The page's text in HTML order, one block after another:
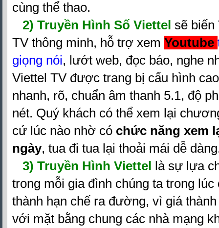
cùng thể thao.
2) Truyền Hình Số Viettel sẽ biến
TV thông minh, hỗ trợ xem Youtube
giọng nói, lướt web, đọc báo, nghe
Viettel TV được trang bị cấu hình
nhanh, rõ, chuẩn âm thanh 5.1, độ
nét. Quý khách có thể xem lại
cứ lúc nào nhờ có chức năng xem
ngày, tua đi tua lại thoải mái dễ
3) Truyền Hình Viettel
là sự lựa
trong mỗi gia đình chúng ta trong lúc
thành hạn chế ra đường, vì giá
với mặt bằng chung các nhà mạng